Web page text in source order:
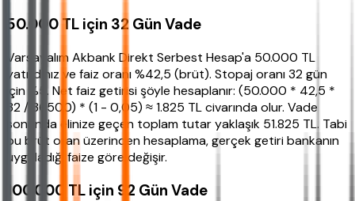
50.000 TL için 32 Gün Vade
Varsayalım Akbank Direkt Serbest Hesap'a 50.000 TL
yatırdınız ve faiz oranı %42,5 (brüt). Stopaj oranı 32 gün
için %5. Net faiz getirisi şöyle hesaplanır: (50.000 * 42,5 *
32 / 36500) * (1 - 0,05) ≈ 1.825 TL civarında olur. Vade
sonunda elinize geçen toplam tutar yaklaşık 51.825 TL. Tabi
bu brüt oran üzerinden hesaplama, gerçek getiri bankanın
uyguladığı faize göre değişir.
100.000 TL için 92 Gün Vade